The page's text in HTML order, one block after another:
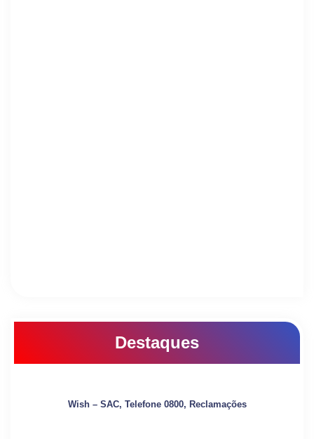
Destaques
Wish – SAC, Telefone 0800, Reclamações